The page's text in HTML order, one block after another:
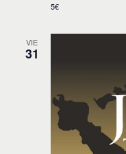
5€
VIE
31